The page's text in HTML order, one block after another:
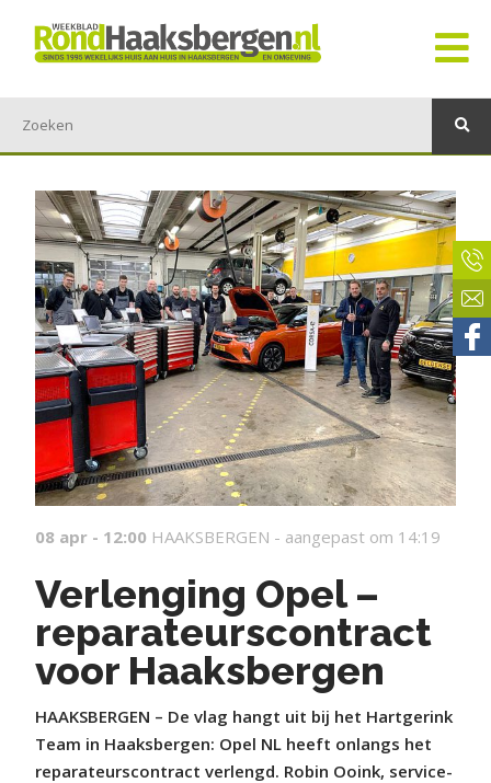
08 apr - 12:00 HAAKSBERGEN - aangepast om 14:19
Verlenging Opel –
reparateurscontract
voor Haaksbergen
HAAKSBERGEN – De vlag hangt uit bij het Hartgerink
Team in Haaksbergen: Opel NL heeft onlangs het
reparateurscontract verlengd. Robin Ooink, service-